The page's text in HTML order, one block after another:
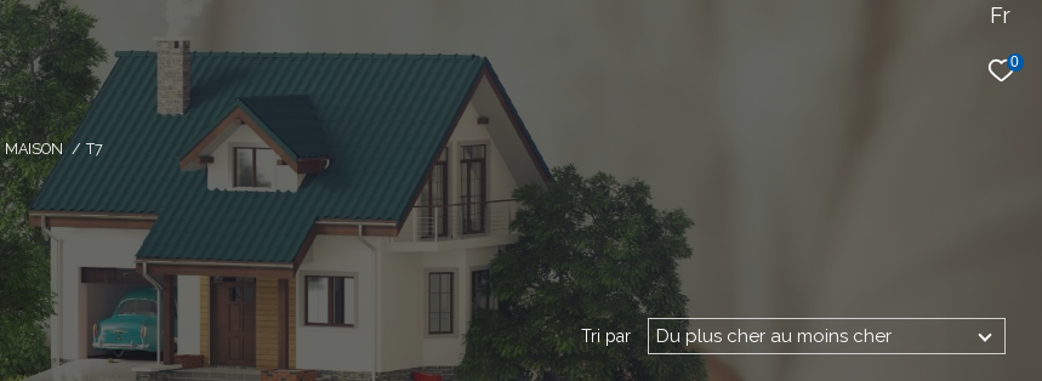
Fr
0
MAISON T7
Tri par Du plus cher au moins cher